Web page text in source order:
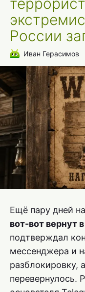
России
Иван Герасимов
Ещё пару дней
вот-вот вернут
подтверждал
мессенджера и
разблокировку,
перевернулось.